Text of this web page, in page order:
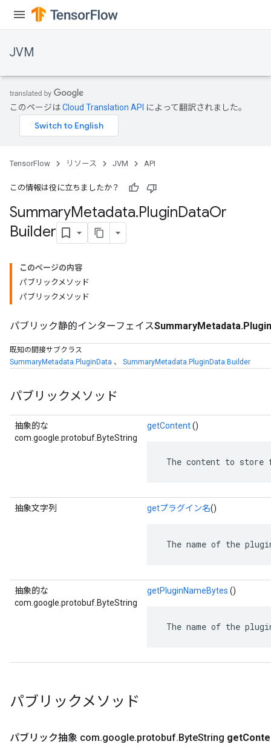
JVM
このページはCloud Translation API によって翻訳されました。
TensorFlow リソース JVM API
この情報は役に立ちましたか？
SummaryMetadata.PluginDataOr
Builder
このページの内容
パブリックメソッド
パブリックメソッド
パブリック静的インターフェイス
既知の間接サブクラス
SummaryMetadata.PluginData 、 SummaryMetadata.PluginData.Builder
パブリックメソッド
抽象的な
com.google.protobuf.ByteString
getContent()
The content to
抽象文字列 getプラグイン名()
The name of the
抽象的な
com.google.protobuf.ByteString
getPluginNameBytes ()
The name of the
パブリックメソッド
パブリック抽象 com.google.protobuf.ByteString get